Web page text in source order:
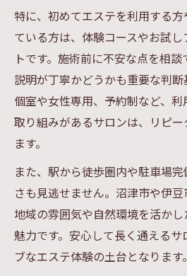
特に、初めてエステを利用する
ている方は、体験コースやお試
トです。施術前に不安な点を相
説明が丁寧かどうかも重要な判
個室や女性専用、予約制など、
取り組みがあるサロンは、リピ
ます。
また、駅から徒歩圏内や駐車場
さも見逃せません。沼津市や伊豆
地域の雰囲気や自然環境を活か
魅力です。安心して長く通えるサ
ブなエステ体験の土台となります。